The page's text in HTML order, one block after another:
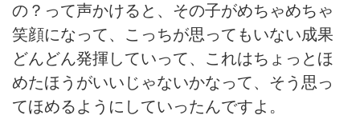
の？って声かけると、その子がめちゃめちゃ
笑顔になって、こっちが思ってもいない成果
どんどん発揮していって、これはちょっとほ
めたほうがいいじゃないかなって、そう思っ
てほめるようにしていったんですよ。